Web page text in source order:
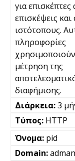
για
επισκέψεις
ιστότοπους.
πληροφορίες
μέτρηση της
διαφήμισης.
3
HTTP
pid